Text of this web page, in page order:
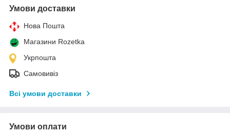
Умови доставки
Нова Пошта
Магазини Rozetka
Укрпошта
Самовивіз
Всі умови доставки
Умови оплати